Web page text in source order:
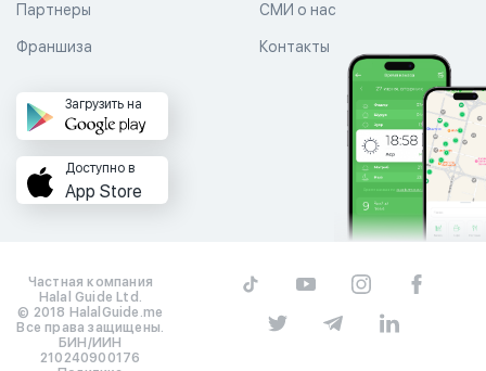
СМИ о нас
Контакты
Партнеры
Франшиза
Загрузить на
Доступно в
App Store
Частная компания
Halal Guide Ltd.
© 2018 HalalGuide.me
Все права защищены.
БИН/ИИН
210240900176